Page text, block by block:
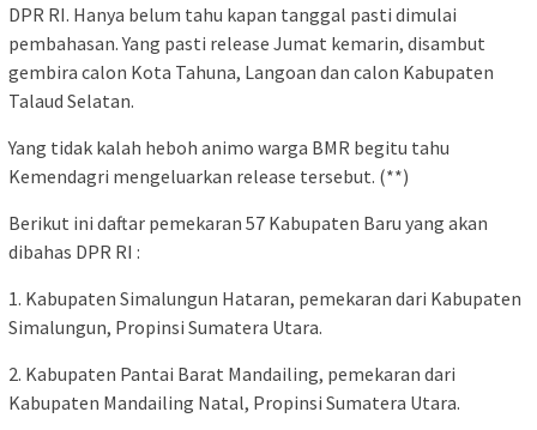
DPR RI. Hanya belum tahu kapan tanggal pasti dimulai
pembahasan. Yang pasti release Jumat kemarin, disambut
gembira calon Kota Tahuna, Langoan dan calon Kabupaten
Talaud Selatan.
Yang tidak kalah heboh animo warga BMR begitu tahu
Kemendagri mengeluarkan release tersebut. (**)
Berikut ini daftar pemekaran 57 Kabupaten Baru yang akan
dibahas DPR RI :
1. Kabupaten Simalungun Hataran, pemekaran dari Kabupaten
Simalungun, Propinsi Sumatera Utara.
2. Kabupaten Pantai Barat Mandailing, pemekaran dari
Kabupaten Mandailing Natal, Propinsi Sumatera Utara.